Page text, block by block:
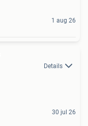
1 aug 26
Details
30 jul 26